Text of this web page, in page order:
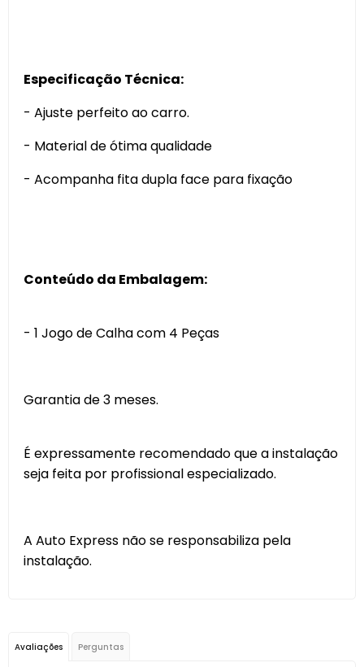
Especificação Técnica:
- Ajuste perfeito ao carro.
- Material de ótima qualidade
- Acompanha fita dupla face para fixação
Conteúdo da Embalagem:
- 1 Jogo de Calha com 4 Peças
Garantia de 3 meses.
É expressamente recomendado que a instalação
seja feita por profissional especializado.
A Auto Express não se responsabiliza pela
instalação.
Avaliações Perguntas